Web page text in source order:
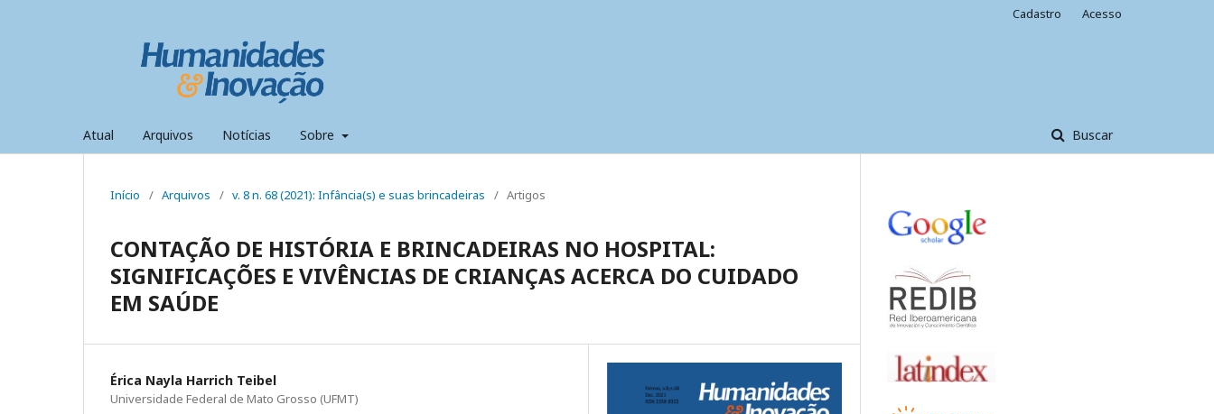
Atual Arquivos Notícias Sobre Buscar
Cadastro Acesso
Início / Arquivos / v. 8 n. 68 (2021): Infância(s) e suas brincadeiras / Artigos
CONTAÇÃO DE HISTÓRIA E BRINCADEIRAS NO HOSPITAL:
SIGNIFICAÇÕES E VIVÊNCIAS DE CRIANÇAS ACERCA DO CUIDADO
EM SAÚDE
Érica Nayla Harrich Teibel
Universidade Federal de Mato Grosso (UFMT)